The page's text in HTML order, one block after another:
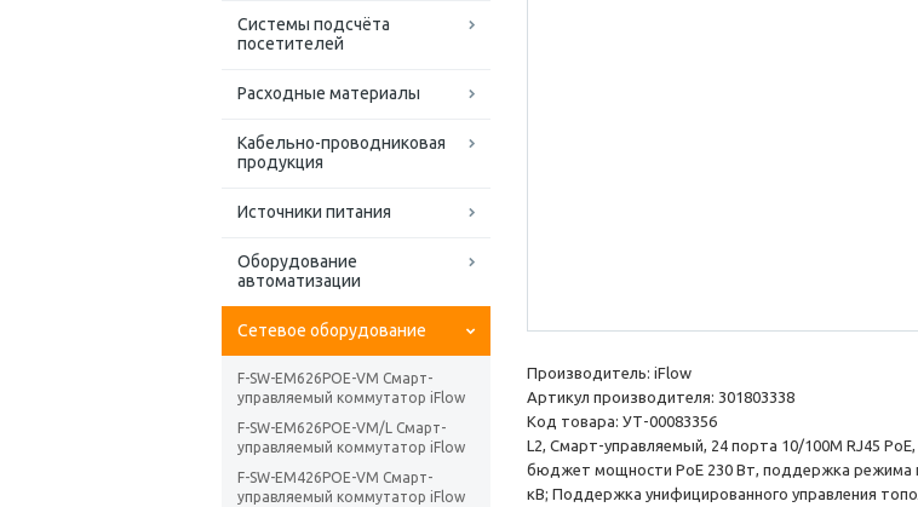
Системы подсчёта
посетителей
Расходные материалы
Кабельно-проводниковая
продукция
Источники питания
Оборудование
автоматизации
Сетевое оборудование
F-SW-EM626POE-VM Смарт-
управляемый коммутатор iFlow
F-SW-EM626POE-VM/L Смарт-
управляемый коммутатор iFlow
F-SW-EM426POE-VM Смарт-
управляемый коммутатор iFlow
Производитель: iFlow
Артикул производителя: 301803338
Код товара: УТ-00083356
L2, Смарт-управляемый, 24 порта 10/100M RJ45
бюджет мощности PoE 230 Вт, поддержка режима
кВ; Поддержка унифицированного управления